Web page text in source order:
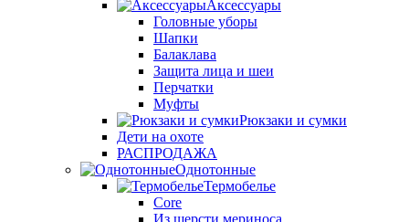
Аксессуары
Головные уборы
Шапки
Балаклава
Защита лица и шеи
Перчатки
Муфты
Рюкзаки и сумки
Дети на охоте
РАСПРОДАЖА
Однотонные
Термобелье
Core
Из шерсти мериноса